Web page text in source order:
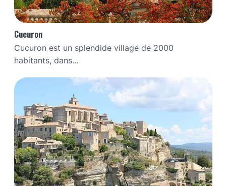
Cucuron
Cucuron est un splendide village de 2000
habitants, dans...